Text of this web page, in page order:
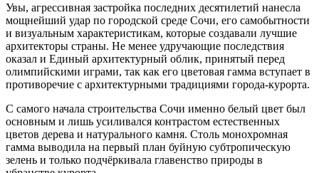
Увы, агрессивная застройка последних десятилетий нанесла
мощнейший удар по городской среде Сочи, его самобытности
и визуальным характеристикам, которые создавали лучшие
архитекторы страны. Не менее удручающие последствия
оказал и Единый архитектурный облик, принятый перед
олимпийскими играми, так как его цветовая гамма вступает в
противоречие с архитектурными традициями города-курорта.
С самого начала строительства Сочи именно белый цвет был
основным и лишь усиливался контрастом естественных
цветов дерева и натурального камня. Столь монохромная
гамма выводила на первый план буйную субтропическую
зелень и только подчёркивала главенство природы в